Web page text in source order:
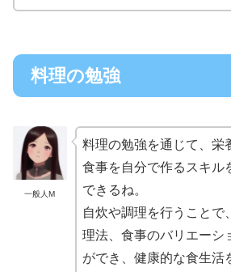
料理の勉強
一般人M
料理の勉強を通じて、栄
食事を自分で作るスキル
できるね。
自炊や調理を行うことで
理法、食事のバリエーシ
ができ、健康的な食生活